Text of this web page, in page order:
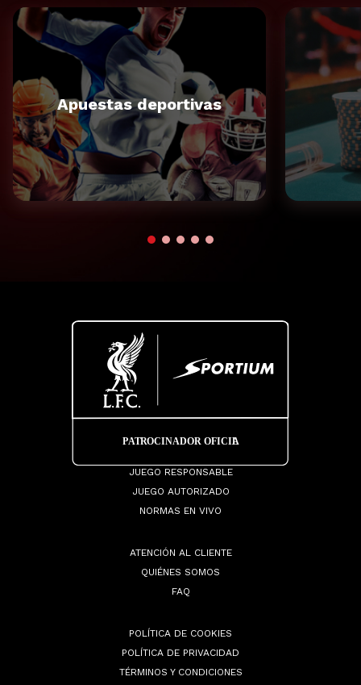
Apuestas deportivas
JUEGO RESPONSABLE
JUEGO AUTORIZADO
NORMAS EN VIVO
ATENCIÓN AL CLIENTE
QUIÉNES SOMOS
FAQ
POLÍTICA DE COOKIES
POLÍTICA DE PRIVACIDAD
TÉRMINOS Y CONDICIONES